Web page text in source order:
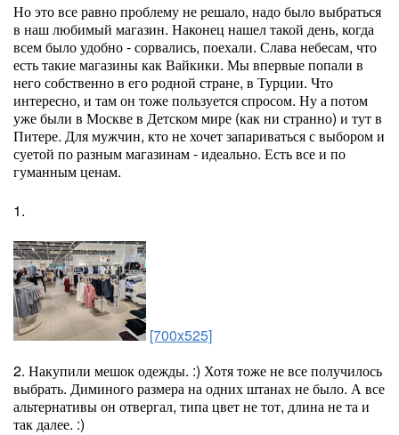
Но это все равно проблему не решало, надо было выбраться
в наш любимый магазин. Наконец нашел такой день, когда
всем было удобно - сорвались, поехали. Слава небесам, что
есть такие магазины как Вайкики. Мы впервые попали в
него собственно в его родной стране, в Турции. Что
интересно, и там он тоже пользуется спросом. Ну а потом
уже были в Москве в Детском мире (как ни странно) и тут в
Питере. Для мужчин, кто не хочет запариваться с выбором и
суетой по разным магазинам - идеально. Есть все и по
гуманным ценам.
1.
[700x525]
2. Накупили мешок одежды. :) Хотя тоже не все получилось
выбрать. Диминого размера на одних штанах не было. А все
альтернативы он отвергал, типа цвет не тот, длина не та и
так далее. :)